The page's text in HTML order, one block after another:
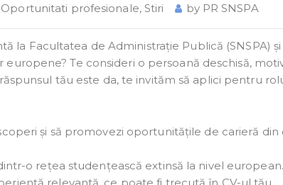
Oportunitati profesionale, Stiri by PR SNSPA
la Facultatea de Administrație Publică (SNSPA)
Te consideri o persoană deschisă,
tău este da, te invităm să aplici pentru
și să promovezi oportunitățile de carieră
o rețea studențească extinsă la nivel european.